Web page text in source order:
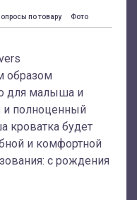
по товару Фото
образом
для малыша и
и полноценный
кроватка будет
и комфортной
с рождения